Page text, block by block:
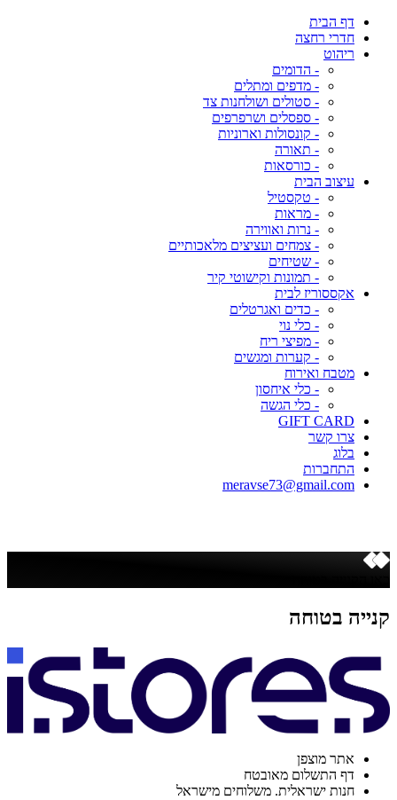
דף הבית
חדרי רחצה
ריהוט
- הדומים
- מדפים ומתלים
- סטולים ושולחנות צד
- ספסלים ושרפרפים
- קונסולות וארוניות
- תאורה
- כורסאות
עיצוב הבית
- טקסטיל
- מראות
- נרות ואווירה
- צמחים ועציצים מלאכותיים
- שטיחים
- תמונות וקישוטי קיר
אקססוריז לבית
- כדים ואגרטלים
- כלי נוי
- מפיצי ריח
- קערות ומגשים
מטבח ואירוח
- כלי איחסון
- כלי הגשה
GIFT CARD
צרו קשר
בלוג
התחברות
meravse73@gmail.com
קנייה בטוחה
אתר מוצפן
דף התשלום מאובטח
חנות ישראלית. משלוחים מישראל